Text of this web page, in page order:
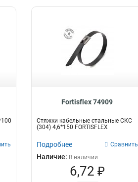
Fortisflex 74909
Стяжки кабельные стальные СКС
(304) 4,6*150 FORTISFLEX
Подробнее Сравнить
Наличие: В наличии
6,72 ₽